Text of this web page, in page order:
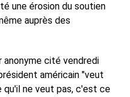
une érosion du soutien
auprès des
anonyme cité vendredi
américain "veut
qu'il ne veut pas, c'est ce